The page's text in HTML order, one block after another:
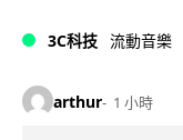
3C科技 流動音樂
arthur 1 小時